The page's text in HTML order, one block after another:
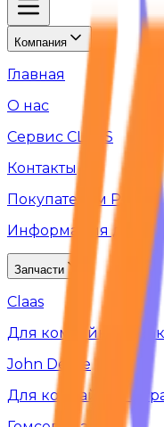
Компания
Главная
О нас
Сервис CLAAS
Контакты
Покупателям РФ
Информация для
Запчасти
Claas
Для комбайнов,
John Deere
Для комбайнов и